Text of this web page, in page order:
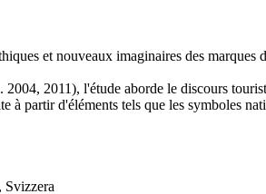
et nouveaux imaginaires des
2011), l'étude aborde le discours
partir d'éléments tels que les symboles
Svizzera